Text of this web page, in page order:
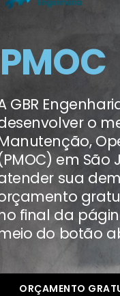
PMOC
GBR
o
em São
sua
final da
do botão
ORÇAMENTO